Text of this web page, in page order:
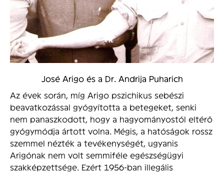
José Arigo és a Dr. Andrija Puharich
Az évek során, míg Arigo pszichikus sebészi
beavatkozással gyógyította a betegeket, senki
nem panaszkodott, hogy a hagyományostól eltérő
gyógymódja ártott volna. Mégis, a hatóságok rossz
szemmel nézték a tevékenységét, ugyanis
Arigónak nem volt semmiféle egészségügyi
szakképzettsége. Ezért 1956-ban illegális